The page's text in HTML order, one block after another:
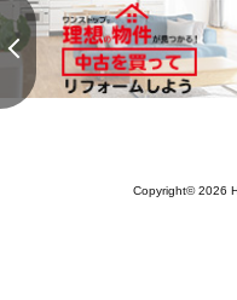
Copyright© 2026